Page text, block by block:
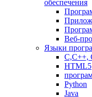
обеспечения
Веб-
Языки
С,С++,
HTML5
Python
Java